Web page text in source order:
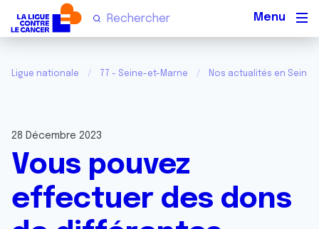
Ligue nationale 77 - Seine-et-Marne Nos actualités en
28 Décembre 2023
Vous pouvez
effectuer des dons